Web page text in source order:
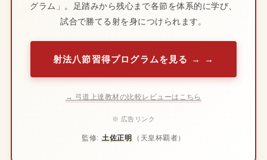
グラム」。足踏みから残心まで各節を体系的に学び、
試合で勝てる射を身につけられます。
射法八節習得プログラムを見る →
→ 弓道上達教材の比較レビューはこちら
※ 広告リンク
監修:土佐正明 （天皇杯覇者）